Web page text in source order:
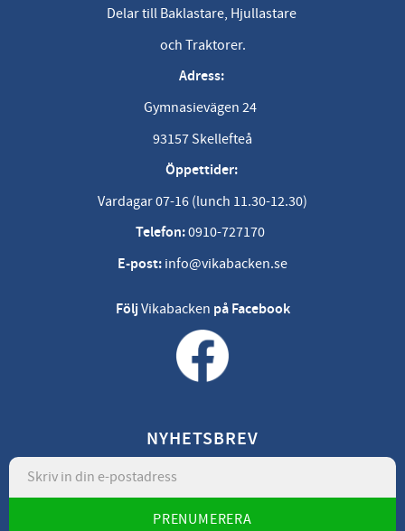
Delar till Baklastare, Hjullastare
och Traktorer.
Adress:
Gymnasievägen 24
93157 Skellefteå
Öppettider:
Vardagar 07-16 (lunch 11.30-12.30)
Telefon:0910-727170
E-post: info@vikabacken.se
FöljVikabacken på Facebook
NYHETSBREV
PRENUMERERA